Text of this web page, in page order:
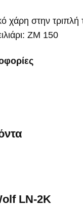
χάρη στην
ZM 150
LN-2K